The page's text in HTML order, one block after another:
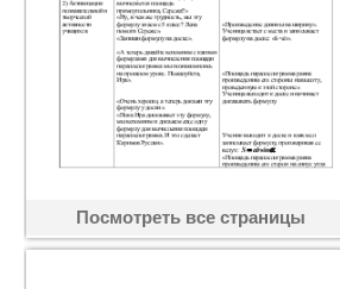
Посмотреть все страницы